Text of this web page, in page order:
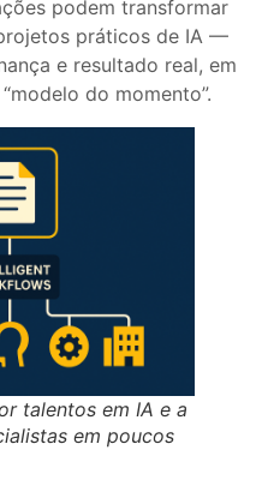
podem transformar
práticos de IA —
e resultado real, em
do momento”.
talentos em IA e a
em poucos